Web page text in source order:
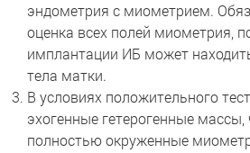
эндометрия с миометрием.
оценка всех полей миометрия,
имплантации ИБ может
тела матки.
В условиях положительного
эхогенные гетерогенные массы,
полностью окруженные